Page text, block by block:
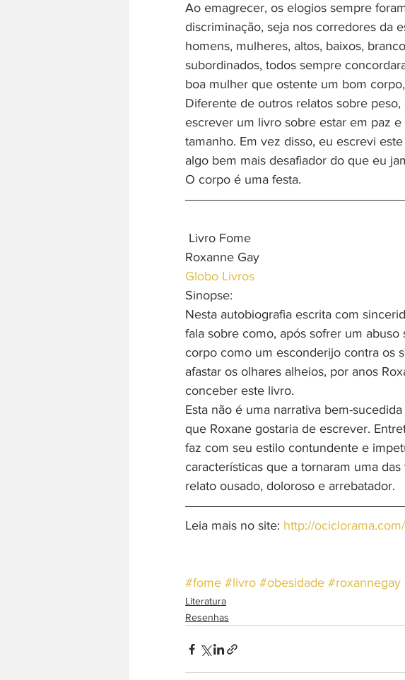
Ao emagrecer, os elogios sempre
discriminação, seja nos corredores da
homens, mulheres, altos, baixos,
subordinados, todos sempre
boa mulher que ostente um bom
Diferente de outros relatos sobre
escrever um livro sobre estar em paz
tamanho. Em vez disso, eu escrevi
algo bem mais desafiador do que eu
O corpo é uma festa.
Livro Fome
Roxanne Gay
Globo Livros
Sinopse:
Nesta autobiografia escrita com
fala sobre como, após sofrer um
corpo como um esconderijo contra os
afastar os olhares alheios, por anos
conceber este livro.
Esta não é uma narrativa bem-
que Roxane gostaria de escrever.
faz com seu estilo contundente e
características que a tornaram uma
relato ousado, doloroso e arrebatador.
Leia mais no site: http://
#fome #livro #obesidade #roxannegay
Literatura
Resenhas